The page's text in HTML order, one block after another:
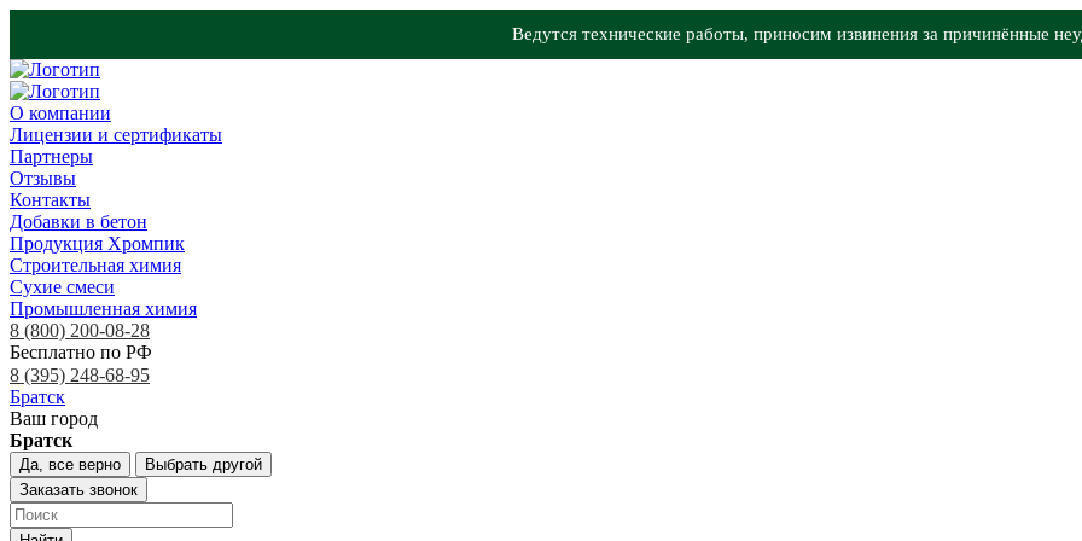
Ведутся технические работы, приносим извинения за причинённые
О компании
Лицензии и сертификаты
Партнеры
Отзывы
Контакты
Добавки в бетон
Продукция Хромпик
Строительная химия
Сухие смеси
Промышленная химия
8 (800) 200-08-28
Бесплатно по РФ
8 (395) 248-68-95
Братск
Ваш город
Братск
Да, все верно
Выбрать другой
Заказать звонок